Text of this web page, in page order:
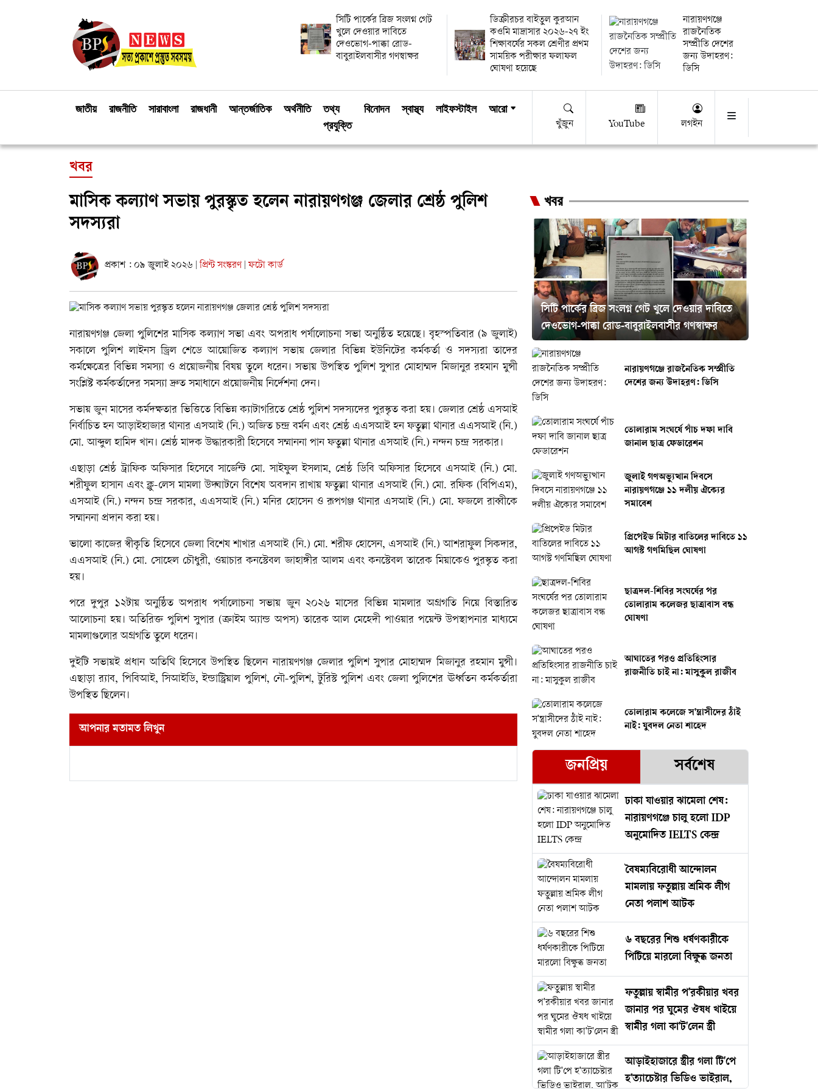
সিটি পার্কের ব্রিজ সংলগ্ন গেট
খুলে দেওয়ার দাবিতে
দেওভোগ-পাক্কা রোড-
বাবুরাইলবাসীর গণস্বাক্ষর
ডিক্রীরচর বাইতুল কুরআন
কওমি মাদ্রাসার ২০২৬-২৭ ইং
শিক্ষাবর্ষের সকল শ্রেণীর প্রথম
সাময়িক পরীক্ষার ফলাফল
ঘোষণা হয়েছে
নারায়ণগঞ্জে
রাজনৈতিক
সম্প্রীতি দেশের
জন্য উদাহরণ:
ডিসি
জাতীয় রাজনীতি সারাবাংলা রাজধানী আন্তর্জাতিক অর্থনীতি
তথ্য
প্রযুক্তি
বিনোদন স্বাস্থ্য লাইফস্টাইল আরো
খুঁজুন YouTube লগইন
খবর
মাসিক কল্যাণ সভায় পুরস্কৃত হলেন নারায়ণগঞ্জ জেলার শ্রেষ্ঠ পুলিশ
সদস্যরা
প্রকাশ : ০৯ জুলাই ২০২৬ প্রিন্ট সংস্করণ ফটো কার্ড
নারায়ণগঞ্জ জেলা পুলিশের মাসিক কল্যাণ সভা এবং অপরাধ পর্যালোচনা সভা অনুষ্ঠিত হয়েছে। বৃহস্পতিবার (৯ জুলাই)
সকালে পুলিশ লাইনস ড্রিল শেডে আয়োজিত কল্যাণ সভায় জেলার বিভিন্ন ইউনিটের কর্মকর্তা ও সদস্যরা তাদের
কর্মক্ষেত্রের বিভিন্ন সমস্যা ও প্রয়োজনীয় বিষয় তুলে ধরেন। সভায় উপস্থিত পুলিশ সুপার মোহাম্মদ মিজানুর রহমান মুন্সী
সংশ্লিষ্ট কর্মকর্তাদের সমস্যা দ্রুত সমাধানে প্রয়োজনীয় নির্দেশনা দেন।
সভায় জুন মাসের কর্মদক্ষতার ভিত্তিতে বিভিন্ন ক্যাটাগরিতে শ্রেষ্ঠ পুলিশ সদস্যদের পুরস্কৃত করা হয়। জেলার শ্রেষ্ঠ এসআই
নির্বাচিত হন আড়াইহাজার থানার এসআই (নি.) অজিত চন্দ্র বর্মন এবং শ্রেষ্ঠ এএসআই হন ফতুল্লা থানার এএসআই (নি.)
মো. আব্দুল হামিদ খান। শ্রেষ্ঠ মাদক উদ্ধারকারী হিসেবে সম্মাননা পান ফতুল্লা থানার এসআই (নি.) নন্দন চন্দ্র সরকার।
এছাড়া শ্রেষ্ঠ ট্রাফিক অফিসার হিসেবে সার্জেন্ট মো. সাইফুল ইসলাম, শ্রেষ্ঠ ডিবি অফিসার হিসেবে এসআই (নি.) মো.
শরীফুল হাসান এবং ক্লু-লেস মামলা উদ্ঘাটনে বিশেষ অবদান রাখায় ফতুল্লা থানার এসআই (নি.) মো. রফিক (বিপিএম),
এসআই (নি.) নন্দন চন্দ্র সরকার, এএসআই (নি.) মনির হোসেন ও রূপগঞ্জ থানার এসআই (নি.) মো. ফজলে রাব্বীকে
সম্মাননা প্রদান করা হয়।
ভালো কাজের স্বীকৃতি হিসেবে জেলা বিশেষ শাখার এসআই (নি.) মো. শরীফ হোসেন, এসআই (নি.) আশরাফুল সিকদার,
এএসআই (নি.) মো. সোহেল চৌধুরী, ওয়াচার কনস্টেবল জাহাঙ্গীর আলম এবং কনস্টেবল তারেক মিয়াকেও পুরস্কৃত করা
হয়।
পরে দুপুর ১২টায় অনুষ্ঠিত অপরাধ পর্যালোচনা সভায় জুন ২০২৬ মাসের বিভিন্ন মামলার অগ্রগতি নিয়ে বিস্তারিত
আলোচনা হয়। অতিরিক্ত পুলিশ সুপার (ক্রাইম অ্যান্ড অপস) তারেক আল মেহেদী পাওয়ার পয়েন্ট উপস্থাপনার মাধ্যমে
মামলাগুলোর অগ্রগতি তুলে ধরেন।
দুইটি সভায়ই প্রধান অতিথি হিসেবে উপস্থিত ছিলেন নারায়ণগঞ্জ জেলার পুলিশ সুপার মোহাম্মদ মিজানুর রহমান মুন্সী।
এছাড়া র‍্যাব, পিবিআই, সিআইডি, ইন্ডাস্ট্রিয়াল পুলিশ, নৌ-পুলিশ, টুরিস্ট পুলিশ এবং জেলা পুলিশের ঊর্ধ্বতন কর্মকর্তারা
উপস্থিত ছিলেন।
আপনার মতামত লিখুন
খবর
সিটি পার্কের ব্রিজ সংলগ্ন গেট খুলে দেওয়ার দাবিতে
দেওভোগ-পাক্কা রোড-বাবুরাইলবাসীর গণস্বাক্ষর
নারায়ণগঞ্জে রাজনৈতিক সম্প্রীতি
দেশের জন্য উদাহরণ: ডিসি
তোলারাম সংঘর্ষে পাঁচ দফা দাবি
জানাল ছাত্র ফেডারেশন
জুলাই গণঅভ্যুত্থান দিবসে
নারায়ণগঞ্জে ১১ দলীয় ঐক্যের
সমাবেশ
প্রিপেইড মিটার বাতিলের দাবিতে ১১
আগস্ট গণমিছিল ঘোষণা
ছাত্রদল-শিবির সংঘর্ষের পর
তোলারাম কলেজর ছাত্রাবাস বন্ধ
ঘোষণা
আঘাতের পরও প্রতিহিংসার
রাজনীতি চাই না: মাসুকুল রাজীব
তোলারাম কলেজে স'ন্ত্রাসীদের ঠাঁই
নাই: যুবদল নেতা শাহেদ
জনপ্রিয় সর্বশেষ
ঢাকা যাওয়ার ঝামেলা শেষ:
নারায়ণগঞ্জে চালু হলো IDP
অনুমোদিত IELTS কেন্দ্র
বৈষম্যবিরোধী আন্দোলন
মামলায় ফতুল্লায় শ্রমিক লীগ
নেতা পলাশ আটক
৬ বছরের শিশু ধর্ষণকারীকে
পিটিয়ে মারলো বিক্ষুব্ধ জনতা
ফতুল্লায় স্বামীর প'রকীয়ার খবর
জানার পর ঘুমের ঔষধ খাইয়ে
স্বামীর গলা কা'ট'লেন স্ত্রী
আড়াইহাজারে স্ত্রীর গলা টি'পে
হ'ত্যাচেষ্টার ভিডিও ভাইরাল,